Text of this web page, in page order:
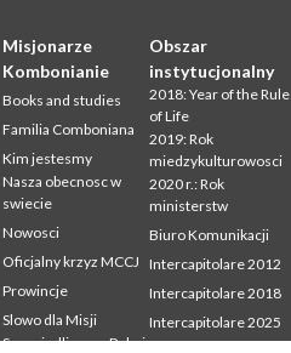
Misjonarze
Kombonianie
Books and studies
Familia Comboniana
Kim jestesmy
Nasza obecnosc w
swiecie
Nowosci
Oficjalny krzyz MCCJ
Prowincje
Slowo dla Misji
Sprawiedliwosc, Pokoj
Obszar
instytucjonalny
2018: Year of the Rule
of Life
2019: Rok
miedzykulturowosci
2020 r.: Rok
ministerstw
Biuro Komunikacji
Intercapitolare 2012
Intercapitolare 2018
Intercapitolare 2025